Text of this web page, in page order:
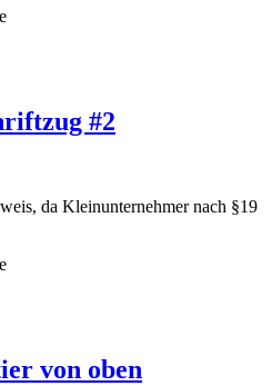
#2
da Kleinunternehmer nach §19
von oben